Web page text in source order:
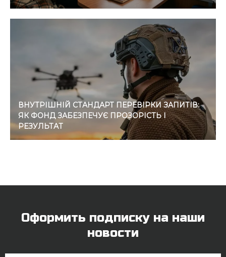
ВНУТРІШНІЙ СТАНДАРТ ПЕРЕВІРКИ ЗАПИТІВ:
ЯК ФОНД ЗАБЕЗПЕЧУЄ ПРОЗОРІСТЬ І
РЕЗУЛЬТАТ
Оформить подписку на наши
новости